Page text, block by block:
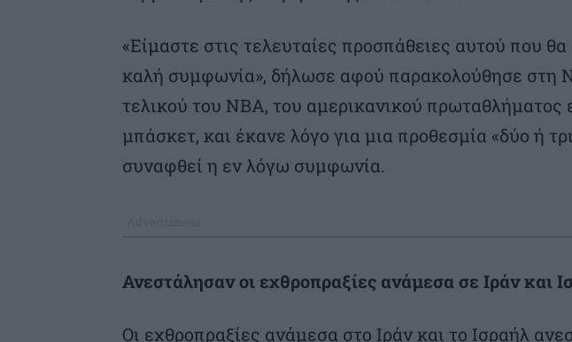
«Είμαστε στις τελευταίες προσπάθειες αυτού που
καλή συμφωνία», δήλωσε αφού παρακολούθησε στη
τελικού του NBA, του αμερικανικού πρωταθλήματος
μπάσκετ, και έκανε λόγο για μια προθεσμία «δύο ή
συναφθεί η εν λόγω συμφωνία.
Ανεστάλησαν οι εχθροπραξίες ανάμεσα σε Ιράν και
Οι εχθροπραξίες ανάμεσα στο Ιράν και το Ισραήλ